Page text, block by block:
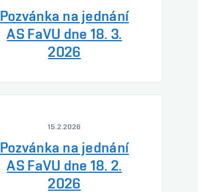
Pozvánka na jednání
AS FaVU dne 18. 3.
2026
15.2.2026
Pozvánka na jednání
AS FaVU dne 18. 2.
2026